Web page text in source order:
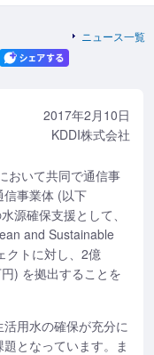
ニュース一覧
2017年2月10日
KDDI株式会社
おいて共同で通信事
信事業体 (以下
源確保支援として、
and Sustainable
クトに対し、2億
) を拠出することを
用水の確保が充分に
となっています。ま